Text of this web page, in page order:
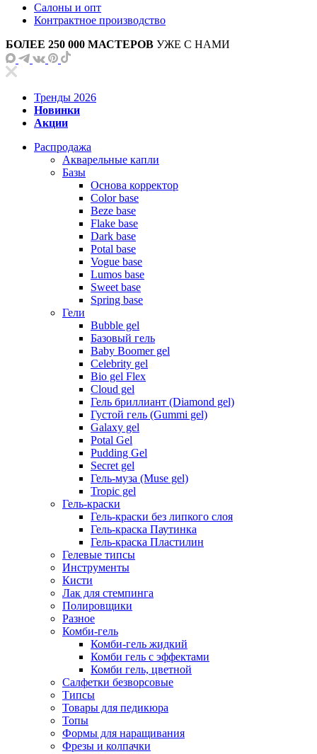
Салоны и опт
Контрактное производство
БОЛЕЕ 250 000 МАСТЕРОВ УЖЕ С НАМИ
Тренды 2026
Новинки
Акции
Распродажа
Акварельные капли
Базы
Основа корректор
Color base
Beze base
Flake base
Dark base
Potal base
Vogue base
Lumos base
Sweet base
Spring base
Гели
Bubble gel
Базовый гель
Baby Boomer gel
Celebrity gel
Bio gel Flex
Cloud gel
Гель бриллиант (Diamond gel)
Густой гель (Gummi gel)
Galaxy gel
Potal Gel
Pudding Gel
Secret gel
Гель-муза (Muse gel)
Tropic gel
Гель-краски
Гель-краски без липкого слоя
Гель-краска Паутинка
Гель-краска Пластилин
Гелевые типсы
Инструменты
Кисти
Лак для стемпинга
Полировщики
Разное
Комби-гель
Комби-гель жидкий
Комби гель с эффектами
Комби гель, цветной
Салфетки безворсовые
Типсы
Товары для педикюра
Топы
Формы для наращивания
Фрезы и колпачки